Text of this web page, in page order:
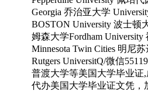
Georgia 乔治亚大学
BOSTON University 波士顿
姆森大学Fordham
Minnesota Twin Cities 明尼
Rutgers UniversitQ/微信
普渡大学等美国大学毕业证
代办美国大学毕业证文凭